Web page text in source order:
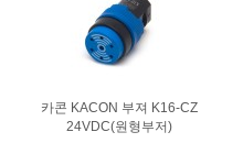
카콘 KACON 부져 K16-CZ
24VDC(원형부저)